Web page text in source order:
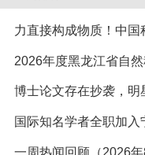
力直接构成物质！中
2026年度黑龙江省自
博士论文存在抄袭，明
国际知名学者全职加
一周热闻回顾（2026年